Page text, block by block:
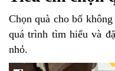
Chọn quà cho bố
quá trình tìm hiểu và
nhỏ.